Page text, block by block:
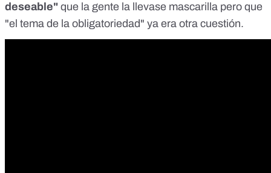
deseable" que la gente la llevase mascarilla pero que
"el tema de la obligatoriedad" ya era otra cuestión.